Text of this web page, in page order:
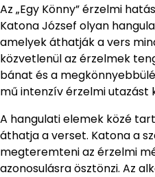
Az „Egy Könny” érzelmi
Katona József olyan
amelyek áthatják a vers
közvetlenül az érzelmek
bánat és a
mű intenzív érzelmi utazást
A hangulati elemek közé
áthatja a verset. Katona a
megteremteni az érzelmi
azonosulásra ösztönzi. Az